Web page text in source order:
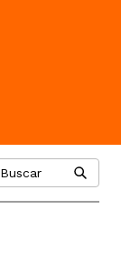
Buscar